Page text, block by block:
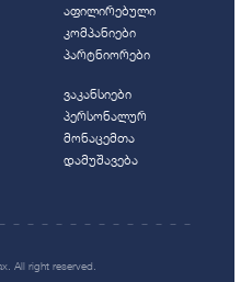
აფილირებული
კომპანიები
პარტნიორები
ვაკანსიები
პერსონალურ
მონაცემთა
დამუშავება
All right reserved.